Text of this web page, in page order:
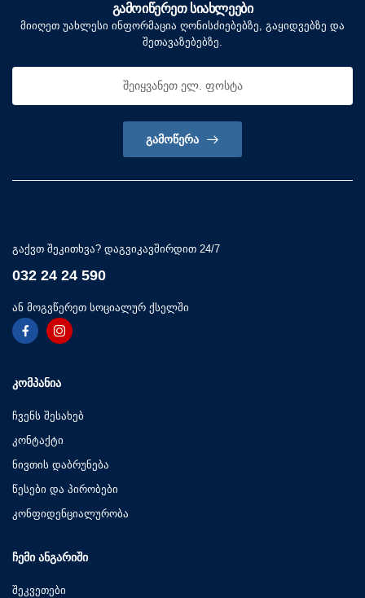
ᲒᲐᲛᲝᲘᲬᲔᲠᲔᲗ ᲡᲘᲐᲮᲚᲔᲔᲑᲘ
მიიღეთ უახლესი ინფორმაცია ღონისძიებებზე, გაყიდვებზე და
შეთავაზებებზე.
ᲒᲐᲛᲝᲬᲔᲠᲐ
გაქვთ შეკითხვა? დაგვიკავშირდით 24/7
032 24 24 590
ან მოგვწერეთ სოციალურ ქსელში
ᲙᲝᲛᲞᲐᲜᲘᲐ
ჩვენს შესახებ
კონტაქტი
ნივთის დაბრუნება
წესები და პირობები
კონფიდენციალურობა
ᲩᲔᲛᲘ ᲐᲜᲒᲐᲠᲘᲨᲘ
შეკვეთები